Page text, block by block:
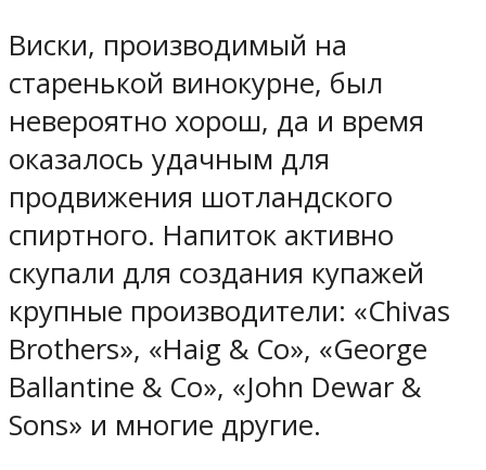
Виски, производимый на
старенькой винокурне, был
невероятно хорош, да и время
оказалось удачным для
продвижения шотландского
спиртного. Напиток активно
скупали для создания купажей
крупные производители: «Chivas
Brothers», «Haig & Co», «George
Ballantine & Co», «John Dewar &
Sons» и многие другие.